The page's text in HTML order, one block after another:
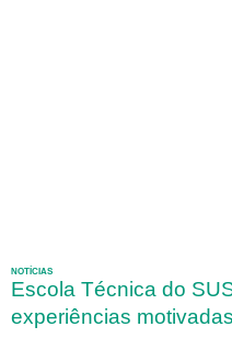
NOTÍCIAS
Escola Técnica do
experiências